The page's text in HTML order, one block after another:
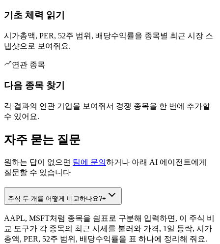
기초 체력 읽기
시가총액, PER, 52주 범위, 배당수익률을 종목별 최근 시장 스
냅샷으로 보여줘요.
연관 종목
다음 종목 찾기
각 결과의 연관 기업을 보여줘서 경쟁 종목을 한 번에 추가할
수 있어요.
자주 묻는 질문
원하는 답이 없으면 팀에 문의 하거나 아래 AI 에이전트에게
질문할 수 있습니다
주식 두 개를 어떻게 비교하나요?+
AAPL, MSFT처럼 종목을 쉼표로 구분해 입력하면, 이 주식 비
교 도구가 각 종목의 최근 시세를 불러와 가격, 1일 등락, 시가
총액, PER, 52주 범위, 배당수익률을 표 하나에 정리해 줘요.